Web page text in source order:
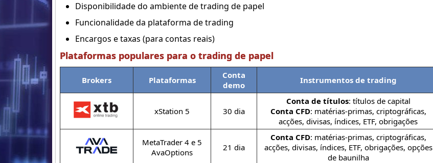
Disponibilidade do ambiente de trading de papel
Funcionalidade da plataforma de trading
Encargos e taxas (para contas reais)
Plataformas populares para o trading de papel
Brokers Plataformas
Conta
demo
Instrumentos de trading
xStation 5 30 dia
Conta de títulos: títulos de capital
Conta CFD: matérias-primas, criptográficas,
acções, divisas, índices, ETF, obrigações
MetaTrader 4 e 5
AvaOptions
21 dia
Conta CFD: matérias-primas, criptográficas,
acções, divisas, índices, ETF, obrigações, opções
de baunilha